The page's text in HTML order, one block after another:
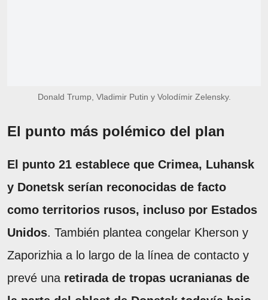
Donald Trump, Vladimir Putin y Volodímir Zelensky.
El punto más polémico del plan
El punto 21 establece que Crimea, Luhansk
y Donetsk serían reconocidas de facto
como territorios rusos, incluso por Estados
Unidos. También plantea congelar Kherson y
Zaporizhia a lo largo de la línea de contacto y
prevé una retirada de tropas ucranianas de